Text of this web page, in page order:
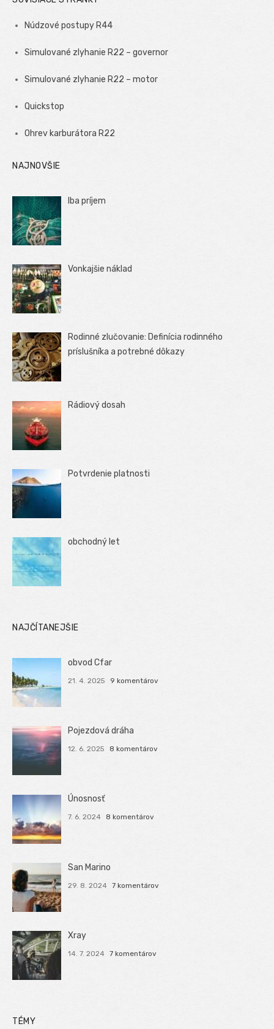
Núdzové postupy R44
Simulované zlyhanie R22 – governor
Simulované zlyhanie R22 – motor
Quickstop
Ohrev karburátora R22
NAJNOVŠIE
Iba príjem
Vonkajšie náklad
Rodinné zlučovanie: Definícia rodinného
príslušníka a potrebné dôkazy
Rádiový dosah
Potvrdenie platnosti
obchodný let
NAJČÍTANEJŠIE
obvod Cfar
21. 4. 2025 9 komentárov
Pojezdová dráha
12. 6. 2025 8 komentárov
Únosnosť
7. 6. 2024 8 komentárov
San Marino
29. 8. 2024 7 komentárov
Xray
14. 7. 2024 7 komentárov
TÉMY